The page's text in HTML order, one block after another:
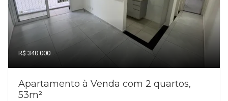
R$ 340.000
Apartamento à Venda com 2 quartos,
53m²